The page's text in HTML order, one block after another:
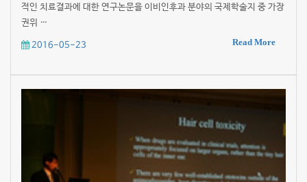
적인 치료결과에 대한 연구논문을 이비인후과 분야의 국제학술지 중 가장
권위 …
2016-05-23 Read More